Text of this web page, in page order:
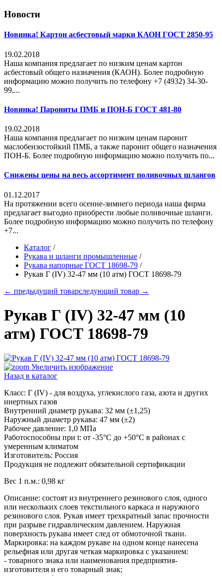
Новости
Новинка! Картон асбестовый марки КАОН ГОСТ 2850-95
19.02.2018
Наша компания предлагает по низким ценам картон
асбестовый общего назначения (КАОН). Более подробную
информацию можно получить по телефону +7 (4932) 34-30-
99,...
Новинка! Парониты ПМБ и ПОН-Б ГОСТ 481-80
19.02.2018
Наша компания предлагает по низким ценам паронит
маслобензостойкий ПМБ, а также паронит общего назначения
ПОН-Б. Более подробную информацию можно получить по...
Снижены цены на весь ассортимент поливочных шлангов
01.12.2017
На протяжении всего осенне-зимнего периода наша фирма
предлагает выгодно приобрести любые поливочные шланги.
Более подробную информацию можно получить по телефону
+7...
Каталог /
Рукава и шланги промышленные /
Рукава напорные ГОСТ 18698-79 /
Рукав Г (IV) 32-47 мм (10 атм) ГОСТ 18698-79
← предыдущий товарследующий товар →
Рукав Г (IV) 32-47 мм (10
атм) ГОСТ 18698-79
Увеличить изображение
Назад в каталог
Класс: Г (IV) - для воздуха, углекислого газа, азота и других
инертных газов
Внутренний диаметр рукава: 32 мм (±1,25)
Наружный диаметр рукава: 47 мм (±2)
Рабочее давление: 1,0 МПа
Работоспособны при t: от -35°С до +50°С в районах с
умеренным климатом
Изготовитель: Россия
Продукция не подлежит обязательной сертификации
Вес 1 п.м.: 0,98 кг
Описание: состоят из внутреннего резинового слоя, одного
или нескольких слоев текстильного каркаса и наружного
резинового слоя. Рукав имеет трехкратный запас прочности
при разрыве гидравлическим давлением. Наружная
поверхность рукава имеет след от обмоточной ткани.
Маркировка: на каждом рукаве на одном конце нанесена
рельефная или другая четкая маркировка с указанием:
- товарного знака или наименования предприятия-
изготовителя и его товарный знак;